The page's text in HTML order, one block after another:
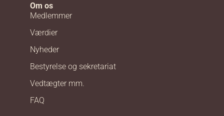
Om os
Medlemmer
Værdier
Nyheder
Bestyrelse og sekretariat
Vedtægter mm.
FAQ